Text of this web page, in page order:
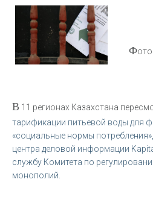
Ф
В 11 регионах Казахстана
тарификации питьевой воды для
«социальные нормы
центра деловой информации
службу Комитета по
монополий.